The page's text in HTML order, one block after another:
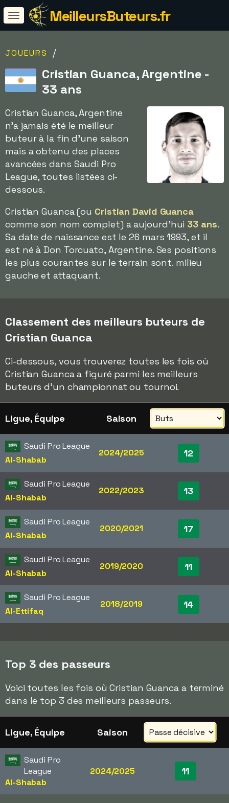
MeilleursButeurs.fr
JOUEURS /
Cristian Guanca, Argentine -
33 ans
Cristian Guanca, Argentine
n'a jamais été le meilleur
buteur à la fin d'une saison
mais a obtenu des places
avancées dans Saudi Pro
League, toutes listées ci-
dessous.
Cristian Guanca (ou Cristian David Guanca
comme son nom complet) a aujourd'hui 33 ans.
Sa date de naissance est le 26 mars 1993, et il
est né à Don Torcuato, Argentine. Ses positions
les plus courantes sur le terrain sont. milieu
gauche et attaquant.
Classement des meilleurs buteurs de
Cristian Guanca
Ci-dessous, vous trouverez toutes les fois où
Cristian Guanca a figuré parmi les meilleurs
buteurs d'un championnat ou tournoi.
Ligue, Équipe Saison
Saudi Pro League
Al-Shabab
2024/2025 12
Saudi Pro League
Al-Shabab
2022/2023 13
Saudi Pro League
Al-Shabab
2020/2021 17
Saudi Pro League
Al-Shabab
2019/2020 11
Saudi Pro League
Al-Ettifaq
2018/2019 14
Top 3 des passeurs
Voici toutes les fois où Cristian Guanca a terminé
dans le top 3 des meilleurs passeurs.
Ligue, Équipe Saison
Saudi Pro
League
Al-Shabab
2024/2025 11